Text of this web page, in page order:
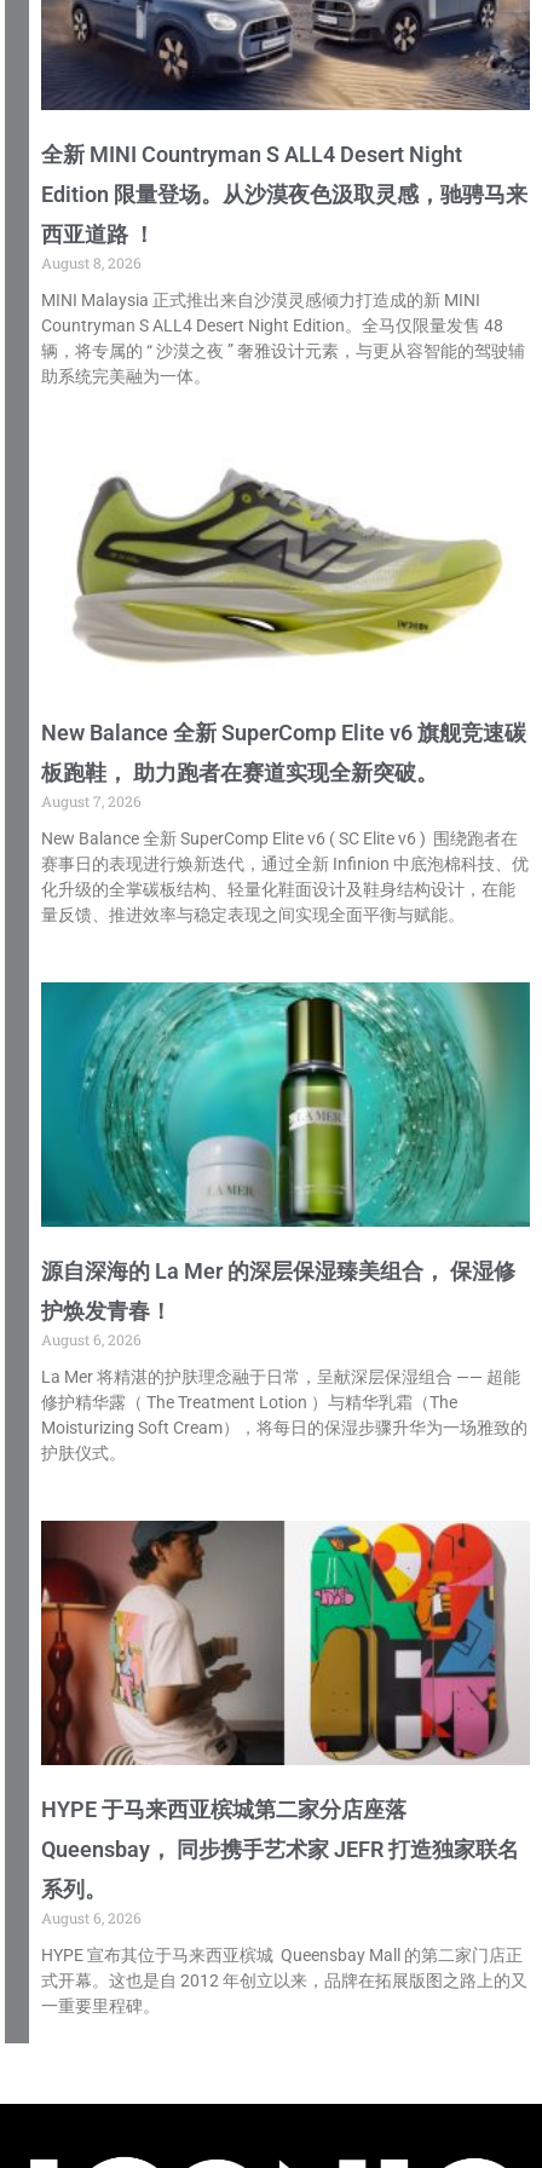
全新 MINI Countryman S ALL4 Desert Night
Edition 限量登场。从沙漠夜色汲取灵感，驰骋马来
西亚道路 ！
August 8, 2026
MINI Malaysia 正式推出来自沙漠灵感倾力打造成的新 MINI
Countryman S ALL4 Desert Night Edition。全马仅限量发售 48
辆，将专属的 “ 沙漠之夜 ” 奢雅设计元素，与更从容智能的驾驶辅
助系统完美融为一体。
New Balance 全新 SuperComp Elite v6 旗舰竞速碳
板跑鞋， 助力跑者在赛道实现全新突破。
August 7, 2026
New Balance 全新 SuperComp Elite v6 ( SC Elite v6 ) 围绕跑者在
赛事日的表现进行焕新迭代，通过全新 Infinion 中底泡棉科技、优
化升级的全掌碳板结构、轻量化鞋面设计及鞋身结构设计，在能
量反馈、推进效率与稳定表现之间实现全面平衡与赋能。
源自深海的 La Mer 的深层保湿臻美组合， 保湿修
护焕发青春！
August 6, 2026
La Mer 将精湛的护肤理念融于日常，呈献深层保湿组合 —— 超能
修护精华露（ The Treatment Lotion ）与精华乳霜（The
Moisturizing Soft Cream），将每日的保湿步骤升华为一场雅致的
护肤仪式。
HYPE 于马来西亚槟城第二家分店座落
Queensbay， 同步携手艺术家 JEFR 打造独家联名
系列。
August 6, 2026
HYPE 宣布其位于马来西亚槟城 Queensbay Mall 的第二家门店正
式开幕。这也是自 2012 年创立以来，品牌在拓展版图之路上的又
一重要里程碑。